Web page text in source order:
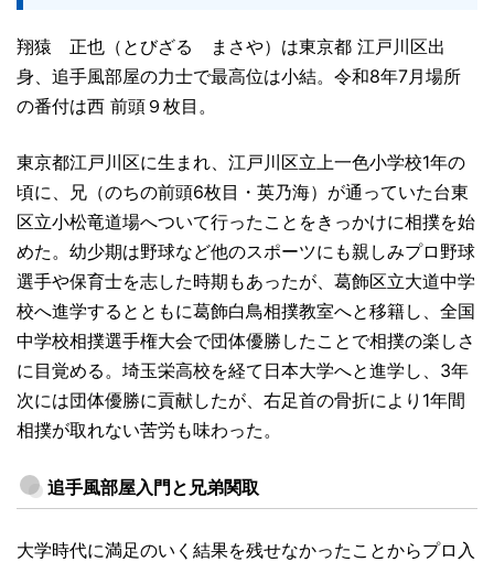
翔猿 正也（とびざる まさや）は東京都 江戸川区出
身、追手風部屋の力士で最高位は小結。令和8年7月場所
の番付は西 前頭９枚目。
東京都江戸川区に生まれ、江戸川区立上一色小学校1年の
頃に、兄（のちの前頭6枚目・英乃海）が通っていた台東
区立小松竜道場へついて行ったことをきっかけに相撲を始
めた。幼少期は野球など他のスポーツにも親しみプロ野球
選手や保育士を志した時期もあったが、葛飾区立大道中学
校へ進学するとともに葛飾白鳥相撲教室へと移籍し、全国
中学校相撲選手権大会で団体優勝したことで相撲の楽しさ
に目覚める。埼玉栄高校を経て日本大学へと進学し、3年
次には団体優勝に貢献したが、右足首の骨折により1年間
相撲が取れない苦労も味わった。
追手風部屋入門と兄弟関取
大学時代に満足のいく結果を残せなかったことからプロ入